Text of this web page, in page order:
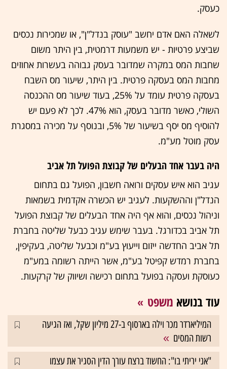
כעסק.
לשאלה האם אדם יחשב "עוסק בנדל"ן", או שמכירות נכסים
שביצע פרטיות - יש משמעות דרמטית, בין היתר משום
שחבות המס במקרה שמדובר בעסק גבוהה בעשרות אחוזים
מחבות המס בעסקה פרטית. בין היתר, שיעור מס השבח
בעסקה פרטית עומד על 25%, בעוד שיעור מס ההכנסה
השולי, כאשר מדובר בעסק, הוא 47%. לכך לא פעם יש
להוסיף מס יסף בשיעור של 5%, ובנוסף על מכירה במסגרת
עסק מוטל מע"מ.
היה בעבר אחד הבעלים של קבוצת הפועל תל אביב
עגיב הוא איש עסקים ורואה חשבון, הפועל גם בתחום
הנדל"ן וההשקעות. לעגיב יש הכשרה אקדמית בשמאות
וניהול נכסים, והוא אף היה אחד הבעלים של קבוצת הפועל
תל אביב בכדורגל. בעבר שימש עגיב כבעל שליטה בחברת
תל אביב החדשה ייזום וייעוץ בע"מ וכבעל שליטה, בעקיפין,
בחברת רמדש קפיטל בע"מ, אשר הייתה רשומה במע"מ
כעוסקת ועסקה בפועל בתחום רכישה ושיווק של קרקעות.
עוד בנושא משפט
המיליארדר מכר וילה בארסוף ב-27 מיליון שקל, ואז הגיעה
רשות המסים
"אני יריתי בו": החשוד ברצח עורך הדין הסגיר את עצמו